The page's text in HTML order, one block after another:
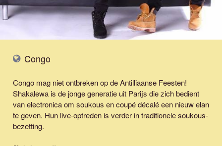
Congo
Congo mag niet ontbreken op de Antilliaanse Feesten!
Shakalewa is de jonge generatie uit Parijs die zich bedient
van electronica om soukous en coupé décalé een nieuw elan
te geven. Hun live-optreden is verder in traditionele soukous-
bezetting.